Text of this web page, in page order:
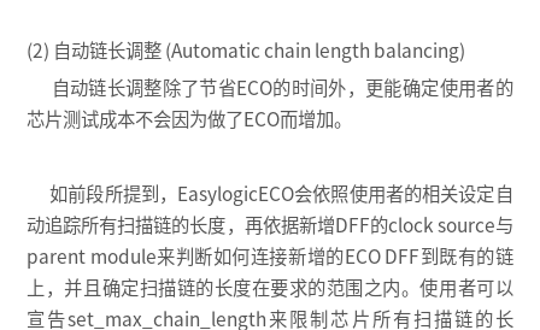
(2) 自动链长调整 (Automatic chain length balancing)
自动链长调整除了节省ECO的时间外，更能确定使用者的
芯片测试成本不会因为做了ECO而增加。
如前段所提到，EasylogicECO会依照使用者的相关设定自
动追踪所有扫描链的长度，再依据新增DFF的clock source与
parent module来判断如何连接新增的ECO DFF到既有的链
上，并且确定扫描链的长度在要求的范围之内。使用者可以
宣告set_max_chain_length来限制芯片所有扫描链的长